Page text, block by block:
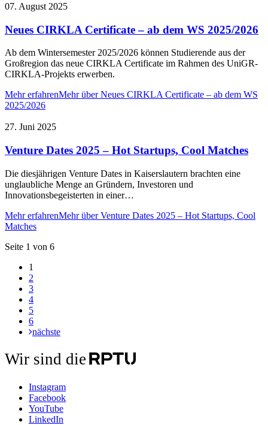
07. August 2025
Neues CIRKLA Certificate – ab dem WS 2025/2026
Ab dem Wintersemester 2025/2026 können Studierende aus der
Großregion das neue CIRKLA Certificate im Rahmen des UniGR-
CIRKLA-Projekts erwerben.
Mehr erfahrenMehr über Neues CIRKLA Certificate – ab dem WS
2025/2026
27. Juni 2025
Venture Dates 2025 – Hot Startups, Cool Matches
Die diesjährigen Venture Dates in Kaiserslautern brachten eine
unglaubliche Menge an Gründern, Investoren und
Innovationsbegeisterten in einer…
Mehr erfahrenMehr über Venture Dates 2025 – Hot Startups, Cool
Matches
Seite 1 von 6
1
2
3
4
5
6
nächste
Wir sind die
Instagram
Facebook
YouTube
LinkedIn